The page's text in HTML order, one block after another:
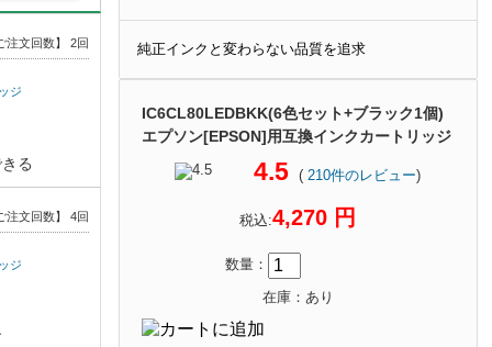
純正インクと変わらない品質を追求
IC6CL80LEDBKK(6色セット+ブラック1個)
エプソン[EPSON]用互換インクカートリッジ
4.5 ( 210件のレビュー)
税込:4,270 円
数量：
在庫：あり
注文回数】 2回
ジ
る
注文回数】 4回
ジ